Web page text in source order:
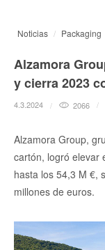
Noticias Packaging
Alzamora
y cierra 2023
4.3.2024 2066
Alzamora Group,
cartón, logró elevar
hasta los 54,3 M €,
millones de euros.